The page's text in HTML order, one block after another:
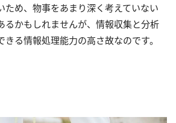
ため、物事をあまり深く考えていない
るかもしれませんが、情報収集と分析
る情報処理能力の高さ故なのです。